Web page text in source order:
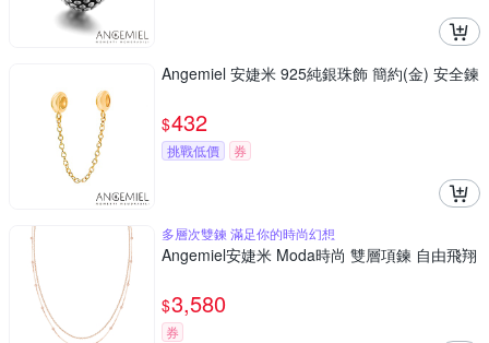
Angemiel 安婕米 925純銀珠飾 簡約(金) 安全鍊
$432
挑戰低價 券
多層次雙鍊 滿足你的時尚幻想
Angemiel安婕米 Moda時尚 雙層項鍊 自由飛翔
$3,580
券